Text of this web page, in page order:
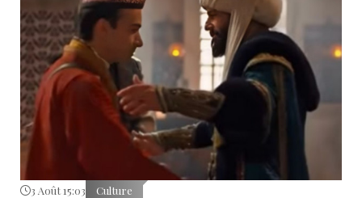
3 Août 15:03 Culture